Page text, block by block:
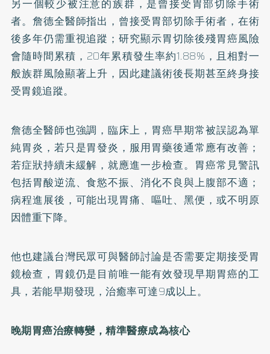
另一個較少被注意的族群，是曾接受胃部切除手術
者。詹德全醫師指出，曾接受胃部切除手術者，在術
後多年仍需重視追蹤；研究顯示胃切除後殘胃癌風險
會隨時間累積，20年累積發生率約1.88%，且相對一
般族群風險顯著上升，因此建議術後長期甚至終身接
受胃鏡追蹤。
詹德全醫師也強調，臨床上，胃癌早期常被誤認為單
純胃炎，若只是胃發炎，服用胃藥後通常應有改善；
若症狀持續未緩解，就應進一步檢查。胃癌常見警訊
包括胃酸逆流、食慾不振、消化不良與上腹部不適；
病程進展後，可能出現胃痛、嘔吐、黑便，或不明原
因體重下降。
他也建議台灣民眾可與醫師討論是否需要定期接受胃
鏡檢查，胃鏡仍是目前唯一能有效發現早期胃癌的工
具，若能早期發現，治癒率可達9成以上。
晚期胃癌治療轉變，精準醫療成為核心